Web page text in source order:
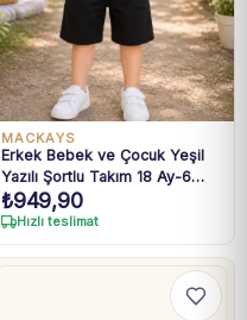
MACKAYS
Erkek Bebek ve Çocuk Yeşil
Yazılı Şortlu Takım 18 Ay-6
Yaş
₺949,90
Hızlı teslimat